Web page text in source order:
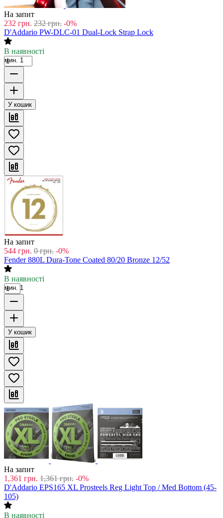
На запит
232 грн. 232 грн. -0%
D'Addario PW-DLC-01 Dual-Lock Strap Lock
В наявності
мин. 1
У кошик
На запит
544 грн. 0 грн. -0%
Fender 880L Dura-Tone Coated 80/20 Bronze 12/52
В наявності
мин. 1
У кошик
На запит
1,361 грн. 1,361 грн. -0%
D'Addario EPS165 XL Prosteels Reg Light Top / Med Bottom (45-
105)
В наявності